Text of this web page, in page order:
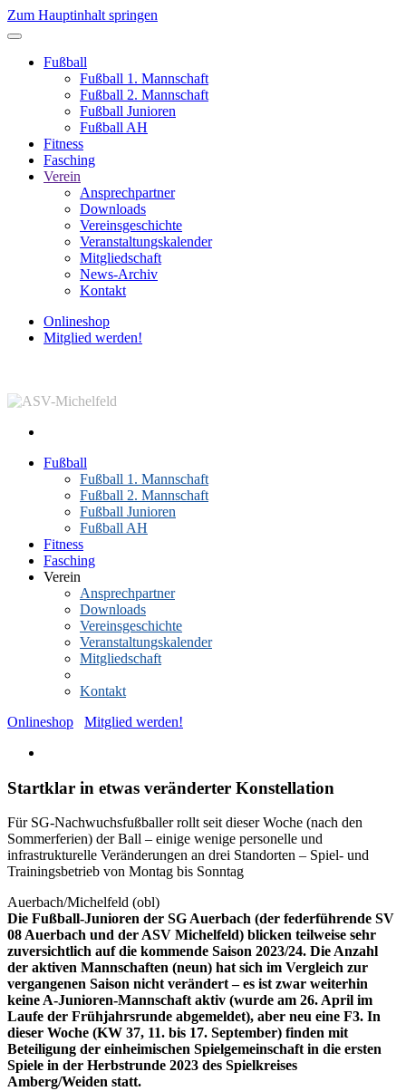
Zum Hauptinhalt springen
Fußball
Fußball 1. Mannschaft
Fußball 2. Mannschaft
Fußball Junioren
Fußball AH
Fitness
Fasching
Verein
Ansprechpartner
Downloads
Vereinsgeschichte
Veranstaltungskalender
Mitgliedschaft
News-Archiv
Kontakt
Onlineshop
Mitglied werden!
Fußball
Fußball 1. Mannschaft
Fußball 2. Mannschaft
Fußball Junioren
Fußball AH
Fitness
Fasching
Verein
Ansprechpartner
Downloads
Vereinsgeschichte
Veranstaltungskalender
Mitgliedschaft
Kontakt
Onlineshop
Mitglied werden!
Startklar in etwas veränderter Konstellation
Für SG-Nachwuchsfußballer rollt seit dieser Woche (nach den
Sommerferien) der Ball – einige wenige personelle und
infrastrukturelle Veränderungen an drei Standorten – Spiel- und
Trainingsbetrieb von Montag bis Sonntag
Auerbach/Michelfeld (obl)
Die Fußball-Junioren der SG Auerbach (der federführende SV
08 Auerbach und der ASV Michelfeld) blicken teilweise sehr
zuversichtlich auf die kommende Saison 2023/24. Die Anzahl
der aktiven Mannschaften (neun) hat sich im Vergleich zur
vergangenen Saison nicht verändert – es ist zwar weiterhin
keine A-Junioren-Mannschaft aktiv (wurde am 26. April im
Laufe der Frühjahrsrunde abgemeldet), aber neu eine F3. In
dieser Woche (KW 37, 11. bis 17. September) finden mit
Beteiligung der einheimischen Spielgemeinschaft in die ersten
Spiele in der Herbstrunde 2023 des Spielkreises
Amberg/Weiden statt.